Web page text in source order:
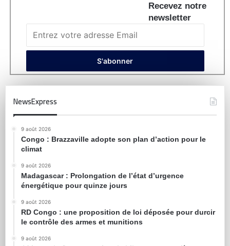
Recevez notre
newsletter
NewsExpress
9 août 2026
Congo : Brazzaville adopte son plan d’action pour le
climat
9 août 2026
Madagascar : Prolongation de l’état d’urgence
énergétique pour quinze jours
9 août 2026
RD Congo : une proposition de loi déposée pour durcir
le contrôle des armes et munitions
9 août 2026